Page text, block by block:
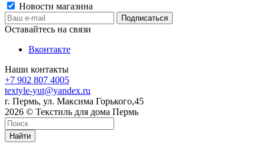
Новости магазина
Оставайтесь на связи
Вконтакте
Наши контакты
+7 902 807 4005
textyle-yut@yandex.ru
г. Пермь, ул. Максима Горького,45
2026 © Текстиль для дома Пермь
Найти